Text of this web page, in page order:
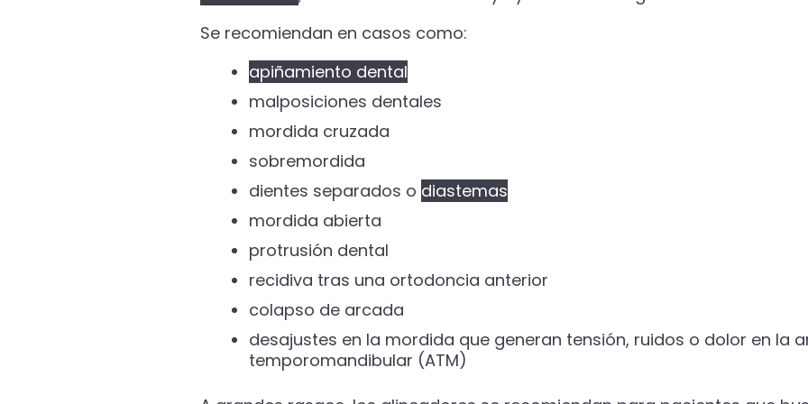
Se recomiendan en casos como:
apiñamiento dental
malposiciones dentales
mordida cruzada
sobremordida
dientes separados o diastemas
mordida abierta
protrusión dental
recidiva tras una ortodoncia anterior
colapso de arcada
desajustes en la mordida que generan tensión, ruidos o dolor en la
temporomandibular (ATM)